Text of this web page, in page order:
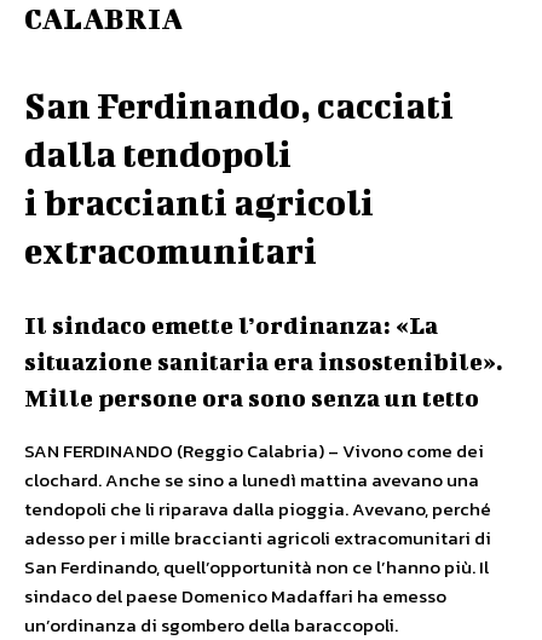
CALABRIA
San Ferdinando, cacciati
dalla tendopoli
i braccianti agricoli
extracomunitari
Il sindaco emette l’ordinanza: «La
situazione sanitaria era insostenibile».
Mille persone ora sono senza un tetto
SAN FERDINANDO (Reggio Calabria) – Vivono come dei
clochard. Anche se sino a lunedì mattina avevano una
tendopoli che li riparava dalla pioggia. Avevano, perché
adesso per i mille braccianti agricoli extracomunitari di
San Ferdinando, quell’opportunità non ce l’hanno più. Il
sindaco del paese Domenico Madaffari ha emesso
un’ordinanza di sgombero della baraccopoli.